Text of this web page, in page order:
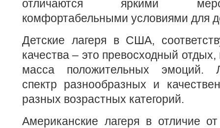
отличаются яркими
комфортабельными условиями для
Детские лагеря в США,
качества – это превосходный
масса положительных эмоций.
спектр разнообразных и
разных возрастных категорий.
Американские лагеря в отличие